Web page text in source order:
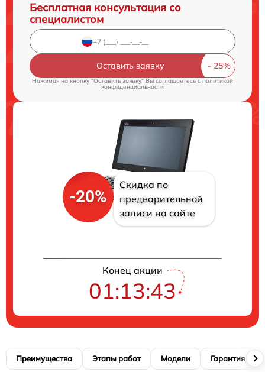
Бесплатная консультация со
специалистом
Оставить заявку
Нажимая на кнопку "Оставить заявку" Вы соглашаетесь cполитикой
конфиденциальности
-20%
Скидка по
предварительной
записи на сайте
Конец акции
01:13:42
Преимущества Этапы работ Модели Гарантия